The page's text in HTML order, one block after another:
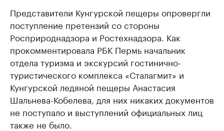
Представители Кунгурской пещеры опровергли
поступление претензий со стороны
Росприроднадзора и Ростехнадзора. Как
прокомментировала РБК Пермь начальник
отдела туризма и экскурсий гостинично-
туристического комплекса «Сталагмит» и
Кунгурской ледяной пещеры Анастасия
Шальнева-Кобелева, для них никаких документов
не поступало и выступлений официальных лиц
также не было.